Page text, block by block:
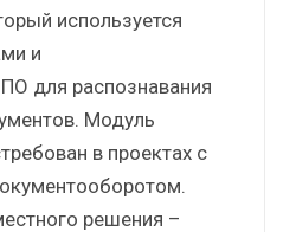
используется
и
для распознавания
Модуль
в проектах с
решения –